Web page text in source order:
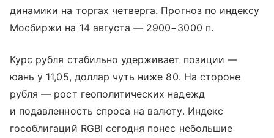
динамики на торгах четверга. Прогноз по индексу
Мосбиржи на 14 августа — 2900−3000 п.
Курс рубля стабильно удерживает позиции —
юань у 11,05, доллар чуть ниже 80. На стороне
рубля — рост геополитических надежд
и подавленность спроса на валюту. Индекс
гособлигаций RGBI сегодня понес небольшие